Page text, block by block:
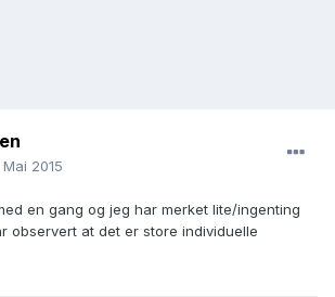
Mai 2015
en gang og jeg har merket lite/ingenting
observert at det er store individuelle